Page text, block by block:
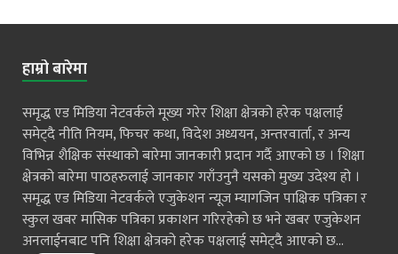
हाम्रो बारेमा
समृद्ध एड मिडिया नेटवर्कले मूख्य गरेर शिक्षा क्षेत्रको हरेक पक्षलाई
समेट्दै नीति नियम, फिचर कथा, विदेश अध्ययन, अन्तरवार्ता, र अन्य
विभिन्न शैक्षिक संस्थाको बारेमा जानकारी प्रदान गर्दै आएको छ । शिक्षा
क्षेत्रको बारेमा पाठहरुलाई जानकार गराँउनुनै यसको मुख्य उदेश्य हो ।
समृद्ध एड मिडिया नेटवर्कले एजुकेशन न्यूज म्यागजिन पाक्षिक पत्रिका र
स्कुल खबर मासिक पत्रिका प्रकाशन गरिरहेको छ भने खबर एजुकेशन
अनलाईनबाट पनि शिक्षा क्षेत्रको हरेक पक्षलाई समेट्दै आएको छ...